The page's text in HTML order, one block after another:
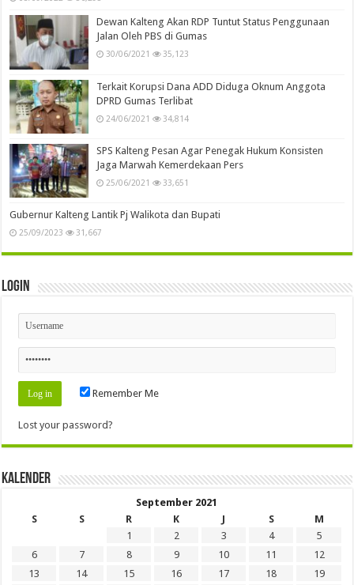
Dewan Kalteng Akan RDP Tuntut Status Penggunaan
Jalan Oleh PBS di Gumas
30/06/2021 35,123
Terkait Korupsi Dana ADD Diduga Oknum Anggota
DPRD Gumas Terlibat
24/06/2021 34,814
SPS Kalteng Pesan Agar Penegak Hukum Konsisten
Jaga Marwah Kemerdekaan Pers
25/06/2021 33,651
Gubernur Kalteng Lantik Pj Walikota dan Bupati
25/09/2023 31,667
Login
Remember Me
Lost your password?
Kalender
September 2021
S
S R K J S
M
1
2 3 4
5
6
7 8 9 10 11
12
13
14 15 16 17 18
19